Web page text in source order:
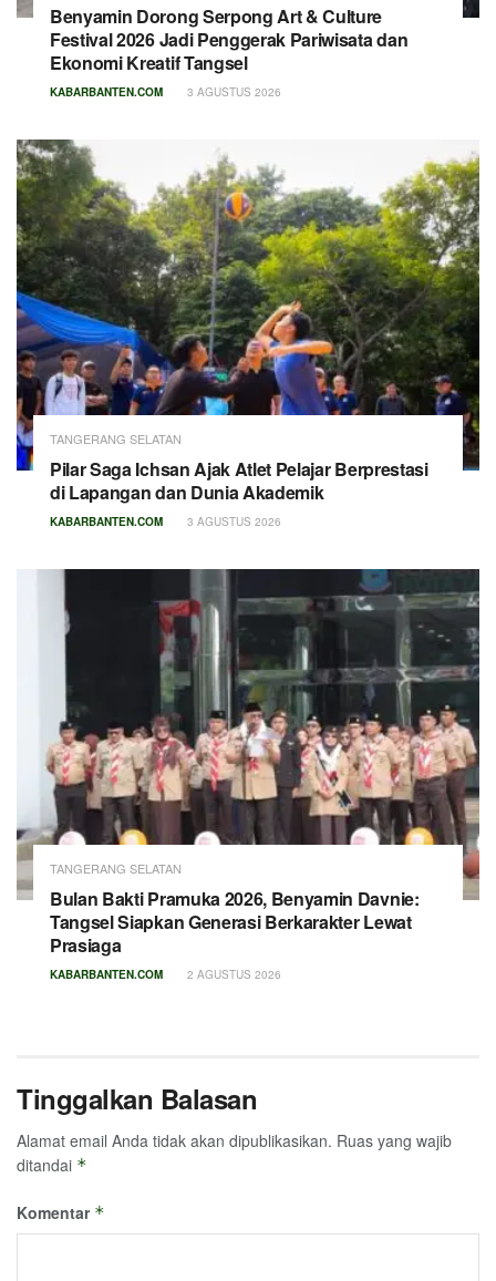
Benyamin Dorong Serpong Art & Culture
Festival 2026 Jadi Penggerak Pariwisata dan
Ekonomi Kreatif Tangsel
KABARBANTEN.COM 3 AGUSTUS 2026
TANGERANG SELATAN
Pilar Saga Ichsan Ajak Atlet Pelajar Berprestasi
di Lapangan dan Dunia Akademik
KABARBANTEN.COM 3 AGUSTUS 2026
TANGERANG SELATAN
Bulan Bakti Pramuka 2026, Benyamin Davnie:
Tangsel Siapkan Generasi Berkarakter Lewat
Prasiaga
KABARBANTEN.COM 2 AGUSTUS 2026
Tinggalkan Balasan
Alamat email Anda tidak akan dipublikasikan. Ruas yang wajib
ditandai *
Komentar *